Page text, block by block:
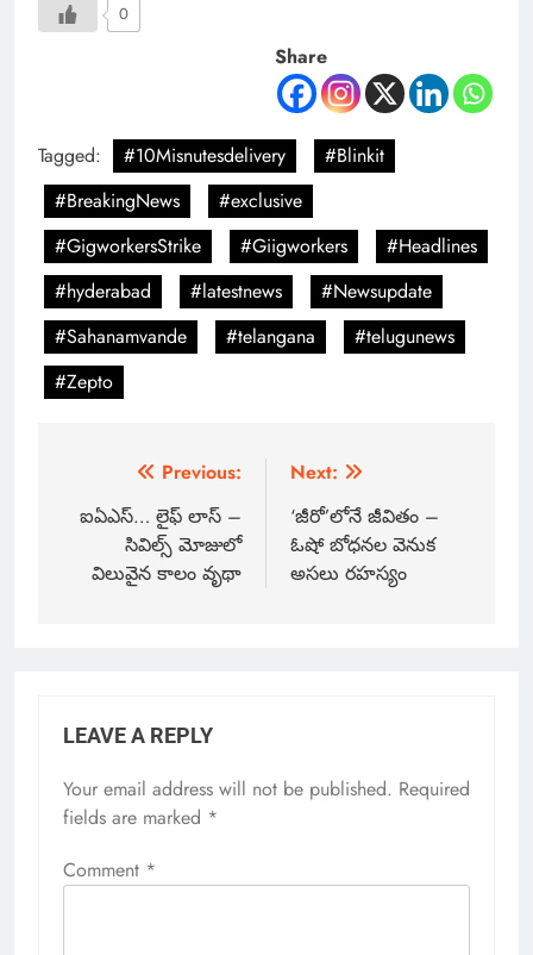
0
Share
Tagged: #10Misnutesdelivery
#Blinkit
#BreakingNews
#exclusive
#GigworkersStrike
#Giigworkers
#Headlines
#hyderabad
#latestnews
#Newsupdate
#Sahanamvande
#telangana
#telugunews
#Zepto
Previous:
ఐఏఎస్… లైఫ్ లాస్ –
సివిల్స్ మోజులో
విలువైన కాలం వృథా
Next:
‘జీరో’లోనే జీవితం –
ఓషో బోధనల వెనుక
అసలు రహస్యం
LEAVE A REPLY
Your email address will not be published. Required
fields are marked *
Comment *